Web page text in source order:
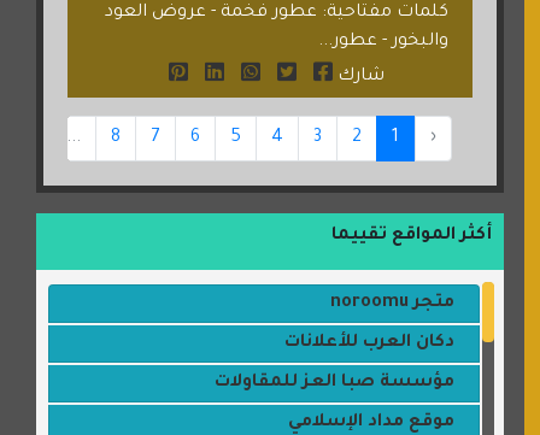
كلمات مفتاحية: عطور فخمة - عروض العود
والبخور - عطور...
شارك
‹
1
2
3
4
5
6
7
8
...
أكثر المواقع تقييما
متجر noroomu
دكان العرب للأعلانات
مؤسسة صبا العز للمقاولات
موقع مداد الإسلامي